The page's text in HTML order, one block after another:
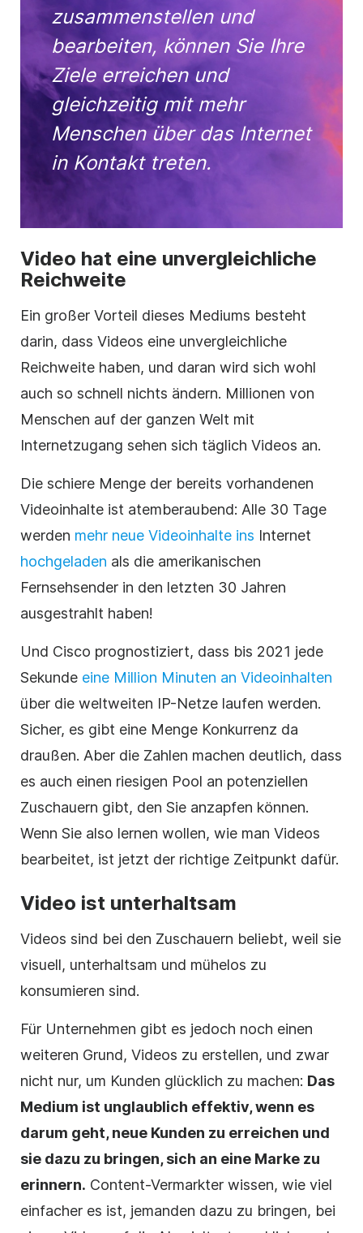
zusammenstellen und
bearbeiten, können Sie Ihre
Ziele erreichen und
gleichzeitig mit mehr
Menschen über das Internet
in Kontakt treten.
Video hat eine unvergleichliche
Reichweite
Ein großer Vorteil dieses Mediums besteht
darin, dass Videos eine unvergleichliche
Reichweite haben, und daran wird sich wohl
auch so schnell nichts ändern. Millionen von
Menschen auf der ganzen Welt mit
Internetzugang sehen sich täglich Videos an.
Die schiere Menge der bereits vorhandenen
Videoinhalte ist atemberaubend: Alle 30 Tage
werden mehr neue Videoinhalte ins Internet
hochgeladen als die amerikanischen
Fernsehsender in den letzten 30 Jahren
ausgestrahlt haben!
Und Cisco prognostiziert, dass bis 2021 jede
Sekunde eine Million Minuten an Videoinhalten
über die weltweiten IP-Netze laufen werden.
Sicher, es gibt eine Menge Konkurrenz da
draußen. Aber die Zahlen machen deutlich, dass
es auch einen riesigen Pool an potenziellen
Zuschauern gibt, den Sie anzapfen können.
Wenn Sie also lernen wollen, wie man Videos
bearbeitet, ist jetzt der richtige Zeitpunkt dafür.
Video ist unterhaltsam
Videos sind bei den Zuschauern beliebt, weil sie
visuell, unterhaltsam und mühelos zu
konsumieren sind.
Für Unternehmen gibt es jedoch noch einen
weiteren Grund, Videos zu erstellen, und zwar
nicht nur, um Kunden glücklich zu machen: Das
Medium ist unglaublich effektiv, wenn es
darum geht, neue Kunden zu erreichen und
sie dazu zu bringen, sich an eine Marke zu
erinnern. Content-Vermarkter wissen, wie viel
einfacher es ist, jemanden dazu zu bringen, bei